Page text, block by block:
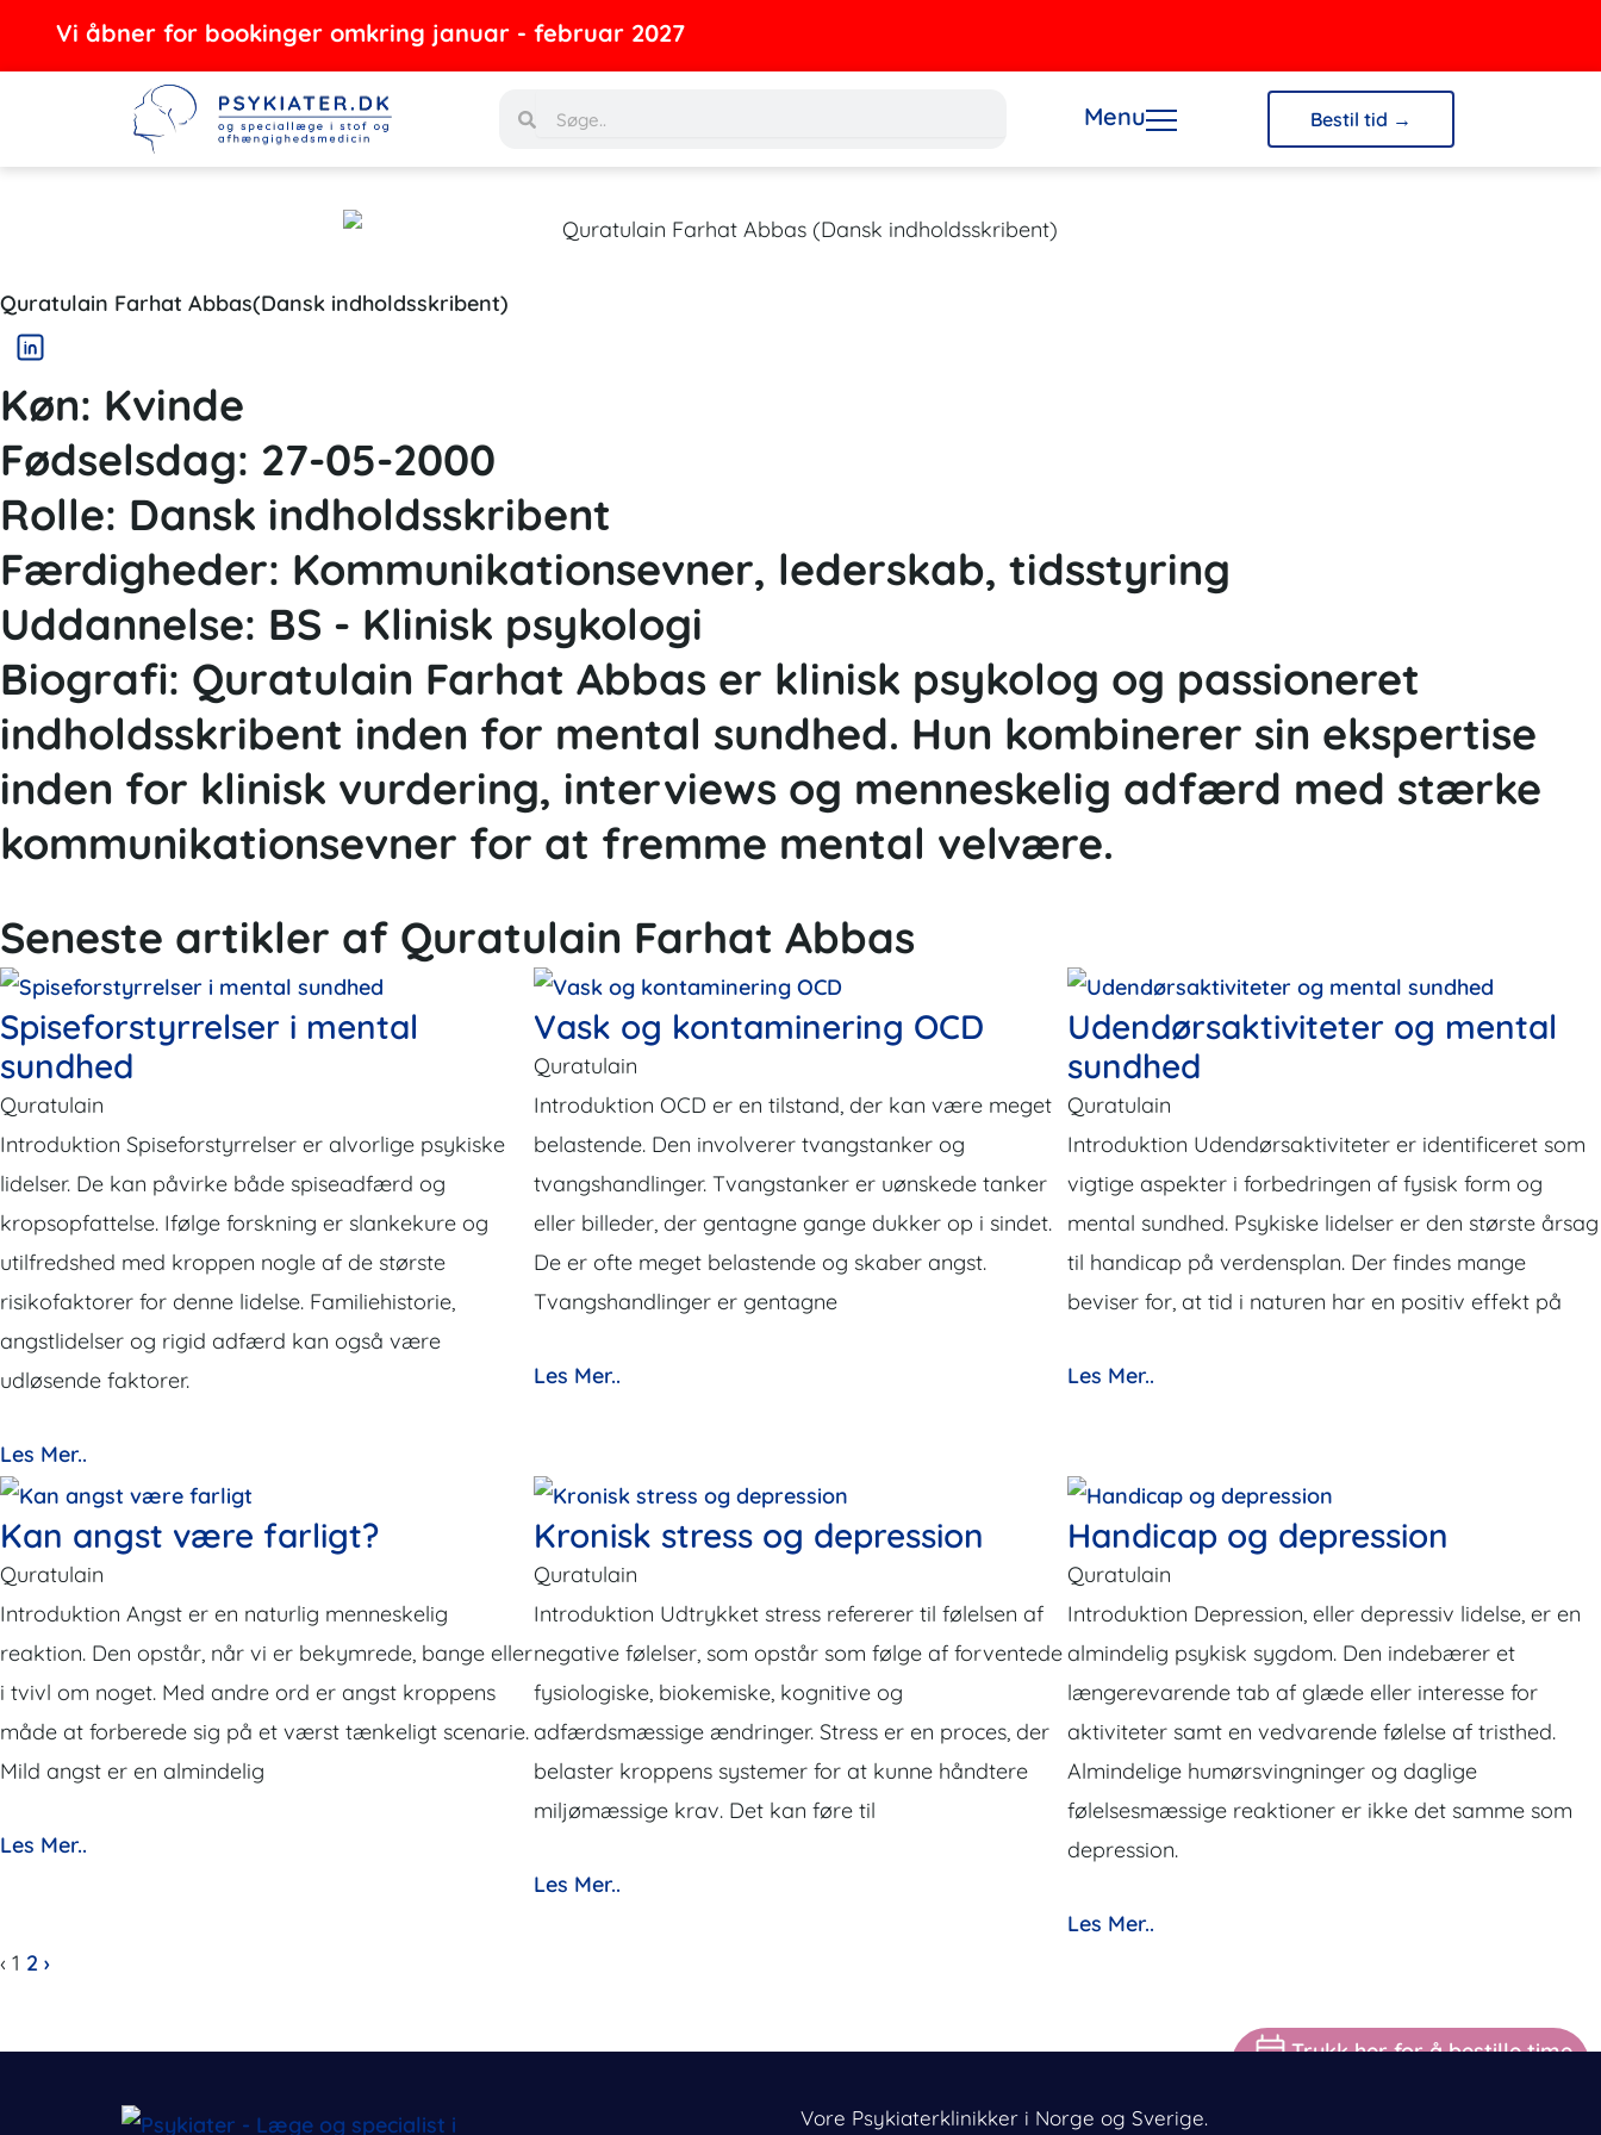
Vi åbner for bookinger omkring januar - februar 2027
Menu Bestil tid →
Quratulain Farhat Abbas(Dansk indholdsskribent)
Køn: Kvinde
Fødselsdag: 27-05-2000
Rolle: Dansk indholdsskribent
Færdigheder: Kommunikationsevner, lederskab, tidsstyring
Uddannelse: BS - Klinisk psykologi
Biografi: Quratulain Farhat Abbas er klinisk psykolog og passioneret
indholdsskribent inden for mental sundhed. Hun kombinerer sin ekspertise
inden for klinisk vurdering, interviews og menneskelig adfærd med stærke
kommunikationsevner for at fremme mental velvære.
Seneste artikler af Quratulain Farhat Abbas
Spiseforstyrrelser i mental
sundhed
Quratulain
Introduktion Spiseforstyrrelser er alvorlige psykiske
lidelser. De kan påvirke både spiseadfærd og
kropsopfattelse. Ifølge forskning er slankekure og
utilfredshed med kroppen nogle af de største
risikofaktorer for denne lidelse. Familiehistorie,
angstlidelser og rigid adfærd kan også være
udløsende faktorer.
Les Mer..
Vask og kontaminering OCD
Quratulain
Introduktion OCD er en tilstand, der kan være meget
belastende. Den involverer tvangstanker og
tvangshandlinger. Tvangstanker er uønskede tanker
eller billeder, der gentagne gange dukker op i sindet.
De er ofte meget belastende og skaber angst.
Tvangshandlinger er gentagne
Les Mer..
Udendørsaktiviteter og mental
sundhed
Quratulain
Introduktion Udendørsaktiviteter er identificeret som
vigtige aspekter i forbedringen af fysisk form og
mental sundhed. Psykiske lidelser er den største årsag
til handicap på verdensplan. Der findes mange
beviser for, at tid i naturen har en positiv effekt på
Les Mer..
Kan angst være farligt?
Quratulain
Introduktion Angst er en naturlig menneskelig
reaktion. Den opstår, når vi er bekymrede, bange eller
i tvivl om noget. Med andre ord er angst kroppens
måde at forberede sig på et værst tænkeligt scenarie.
Mild angst er en almindelig
Les Mer..
Kronisk stress og depression
Quratulain
Introduktion Udtrykket stress refererer til følelsen af
negative følelser, som opstår som følge af forventede
fysiologiske, biokemiske, kognitive og
adfærdsmæssige ændringer. Stress er en proces, der
belaster kroppens systemer for at kunne håndtere
miljømæssige krav. Det kan føre til
Les Mer..
Handicap og depression
Quratulain
Introduktion Depression, eller depressiv lidelse, er en
almindelig psykisk sygdom. Den indebærer et
længerevarende tab af glæde eller interesse for
aktiviteter samt en vedvarende følelse af tristhed.
Almindelige humørsvingninger og daglige
følelsesmæssige reaktioner er ikke det samme som
depression.
Les Mer..
‹
P
a
g
e
1
P
a
g
e
2 ›
Trykk her for å bestille time
Vore Psykiaterklinikker i Norge og Sverige.